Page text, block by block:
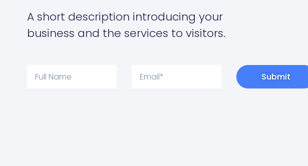
A short description introducing your
business and the services to visitors.
Submit